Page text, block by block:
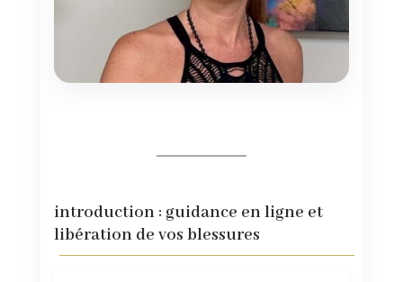
introduction : guidance en ligne et
libération de vos blessures